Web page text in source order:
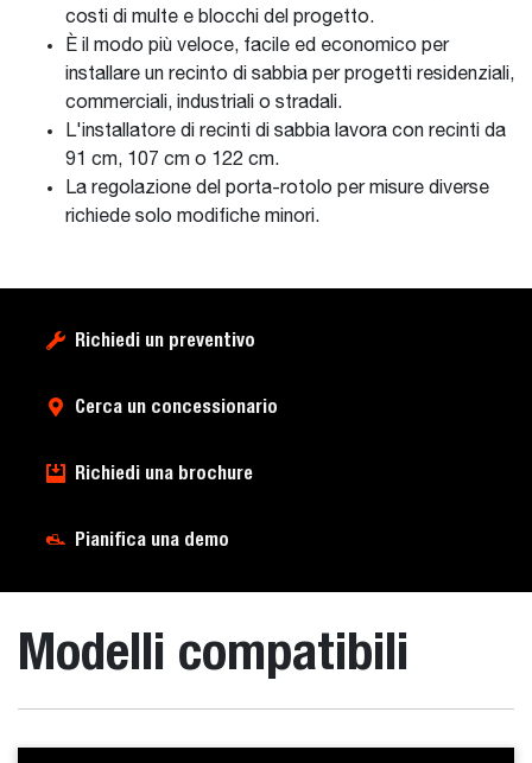
costi di multe e blocchi del progetto.
È il modo più veloce, facile ed economico per
installare un recinto di sabbia per progetti residenziali,
commerciali, industriali o stradali.
L'installatore di recinti di sabbia lavora con recinti da
91 cm, 107 cm o 122 cm.
La regolazione del porta-rotolo per misure diverse
richiede solo modifiche minori.
Richiedi un preventivo
Cerca un concessionario
Richiedi una brochure
Pianifica una demo
Modelli compatibili